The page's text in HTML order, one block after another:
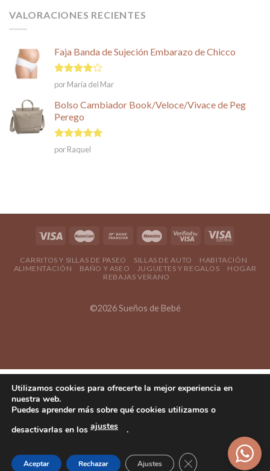
VALORACIONES RECIENTES
Faja Banda de Sujeción Embarazo de Chicco
Valorado
en
5
por María del Mar
Bolso Cambiador Book/Veloce/Vivace de Peg
Perego
Valorado en
5
de 5
por Raquel
CARRITOS Y SILLAS DE PASEO SILLAS DE AUTO
HABITACIÓN
ALIMENTACIÓN
BAÑO Y ASEO JUGUETES Y REGALOS
HOGAR
REBAJAS VERANO
©2026 Sueños de Bebé
Utilizamos cookies para ofrecerte la mejor experiencia en
nuestra web.
Puedes aprender más sobre qué cookies utilizamos o
desactivarlas en los ajustes .
Aceptar Rechazar Ajustes Cerrar el banner de